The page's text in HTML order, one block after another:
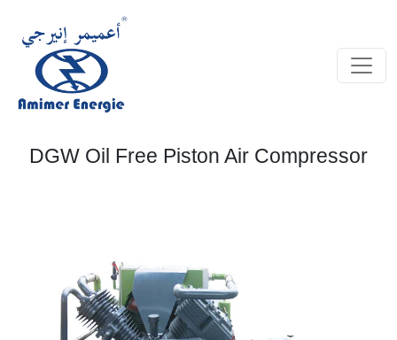
DGW Oil Free Piston Air Compressor